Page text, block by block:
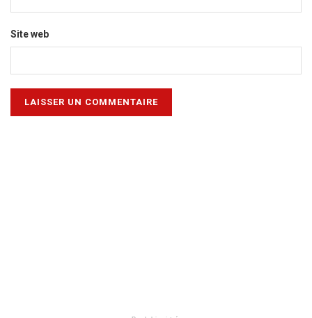
Site web